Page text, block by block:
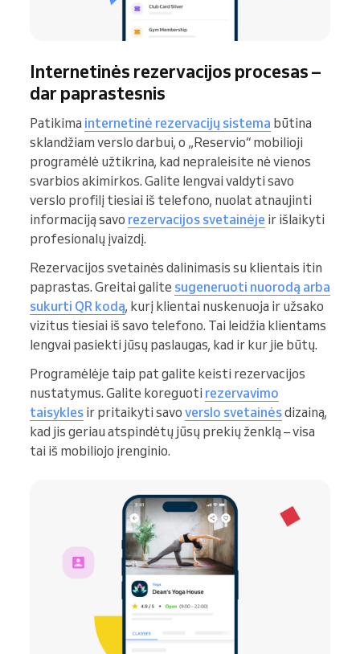
Internetinės rezervacijos procesas –
dar paprastesnis
Patikima internetinė rezervacijų sistema būtina
sklandžiam verslo darbui, o „Reservio“ mobilioji
programėlė užtikrina, kad nepraleisite nė vienos
svarbios akimirkos. Galite lengvai valdyti savo
verslo profilį tiesiai iš telefono, nuolat atnaujinti
informaciją savo rezervacijos svetainėje ir išlaikyti
profesionalų įvaizdį.
Rezervacijos svetainės dalinimasis su klientais itin
paprastas. Greitai galite sugeneruoti nuorodą arba
sukurti QR kodą, kurį klientai nuskenuoja ir užsako
vizitus tiesiai iš savo telefono. Tai leidžia klientams
lengvai pasiekti jūsų paslaugas, kad ir kur jie būtų.
Programėlėje taip pat galite keisti rezervacijos
nustatymus. Galite koreguoti rezervavimo
taisykles ir pritaikyti savo verslo svetainėsdizainą,
kad jis geriau atspindėtų jūsų prekių ženklą – visa
tai iš mobiliojo įrenginio.